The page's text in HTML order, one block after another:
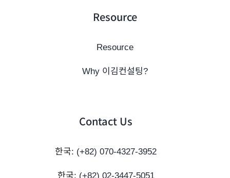
Resource
Resource
Why 이김컨설팅?
Contact Us
한국: (+82) 070-4327-3952
한국: (+82) 02-3447-5051